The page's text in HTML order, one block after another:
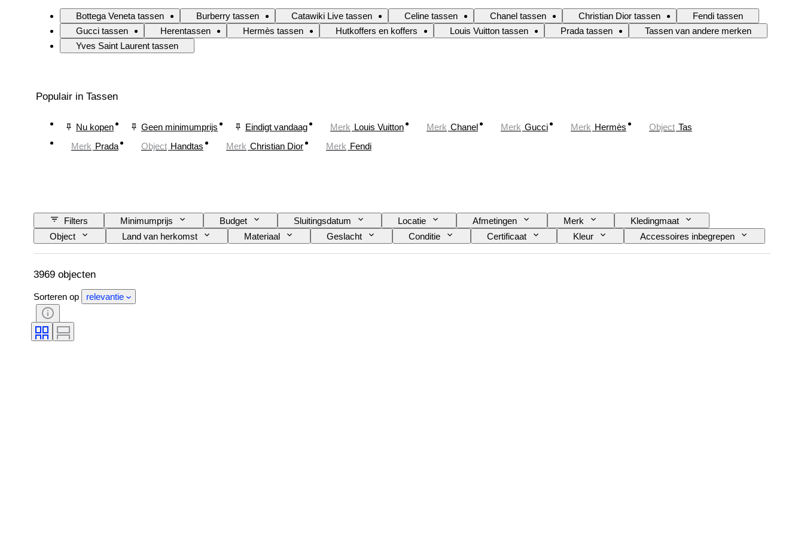
Bottega Veneta tassen Burberry tassen Catawiki Live tassen Celine tassen Chanel tassen Christian Dior tassen
Fendi tassen
Gucci tassen
Herentassen Hermès tassen Hutkoffers en koffers Louis Vuitton tassen Prada tassen
Tassen van andere merken
Yves Saint Laurent tassen
Populair in Tassen
Nu kopen Geen minimumprijs Eindigt vandaag Merk Louis Vuitton Merk Chanel Merk Gucci Merk Hermès Object Tas
Merk Prada Object Handtas Merk Christian Dior Merk Fendi
Filters Minimumprijs Budget Sluitingsdatum Locatie Afmetingen Merk
Kledingmaat
Object
Land van herkomst Materiaal Geslacht Conditie Certificaat Kleur
Accessoires inbegrepen
Patroon
Era Maat op het artikel Model Schoenmaat
3969 objecten
Sorteren op relevantie